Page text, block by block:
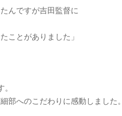
んですが吉田監督に
ことがありました」
部へのこだわりに感動しました。